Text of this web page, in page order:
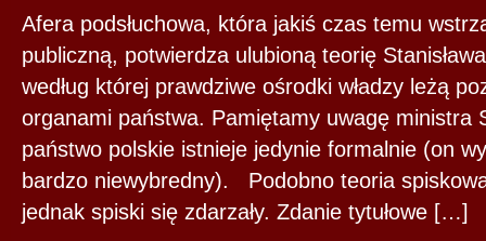
Afera podsłuchowa, która jakiś czas temu
publiczną, potwierdza ulubioną teorię
według której prawdziwe ośrodki władzy leżą
organami państwa. Pamiętamy uwagę ministra
państwo polskie istnieje jedynie formalnie (on
bardzo niewybredny). Podobno teoria
jednak spiski się zdarzały. Zdanie tytułowe […]